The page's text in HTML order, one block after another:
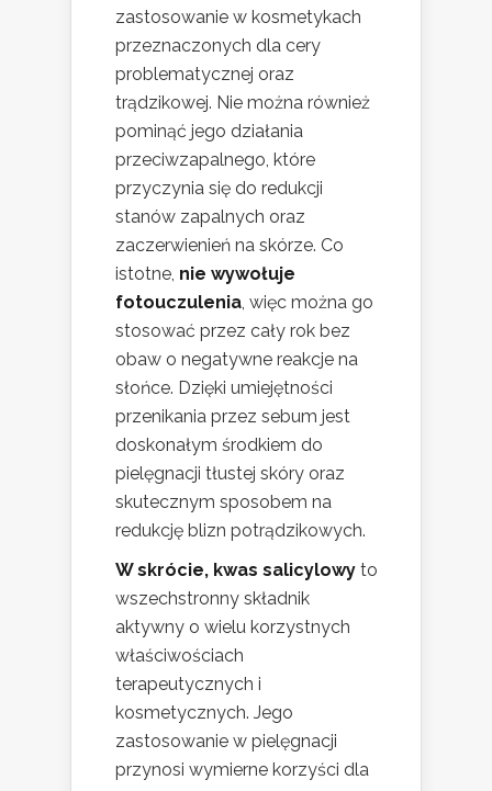
zastosowanie w kosmetykach
przeznaczonych dla cery
problematycznej oraz
trądzikowej. Nie można również
pominąć jego działania
przeciwzapalnego, które
przyczynia się do redukcji
stanów zapalnych oraz
zaczerwienień na skórze. Co
istotne, nie wywołuje
fotouczulenia , więc można go
stosować przez cały rok bez
obaw o negatywne reakcje na
słońce. Dzięki umiejętności
przenikania przez sebum jest
doskonałym środkiem do
pielęgnacji tłustej skóry oraz
skutecznym sposobem na
redukcję blizn potrądzikowych.
W skrócie, kwas salicylowy to
wszechstronny składnik
aktywny o wielu korzystnych
właściwościach
terapeutycznych i
kosmetycznych. Jego
zastosowanie w pielęgnacji
przynosi wymierne korzyści dla